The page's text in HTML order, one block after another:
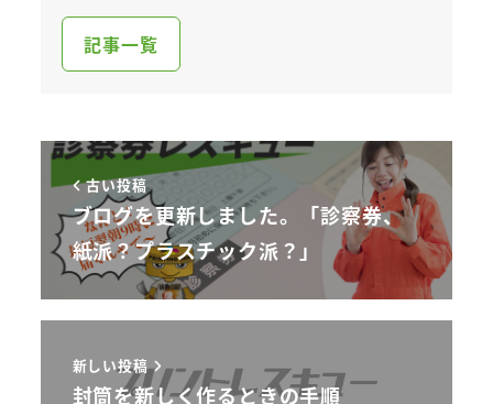
記事一覧
古い投稿
ブログを更新しました。「診察券、
紙派？プラスチック派？」
新しい投稿
封筒を新しく作るときの手順